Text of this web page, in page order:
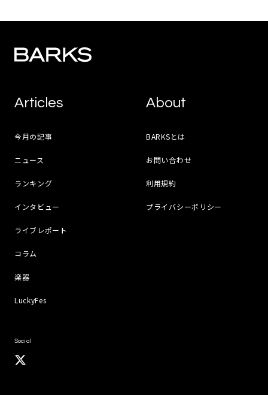
Articles
今月の記事
ニュース
ランキング
インタビュー
ライブレポート
コラム
楽器
LuckyFes
About
BARKSとは
お問い合わせ
利用規約
プライバシーポリシー
Social